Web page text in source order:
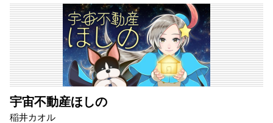
宇宙不動産ほしの
稲井カオル